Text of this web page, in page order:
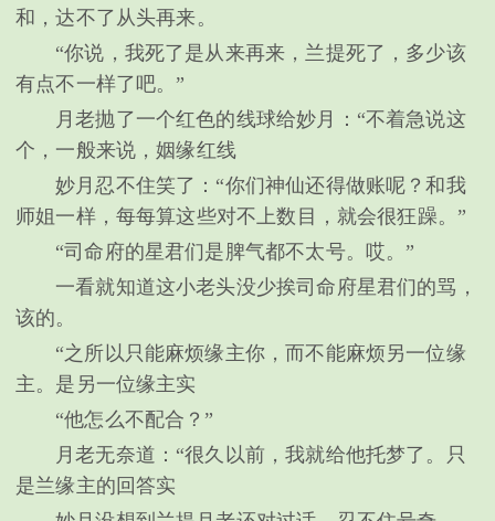
和，达不了从头再来。
“你说，我死了是从来再来，兰提死了，多少该
有点不一样了吧。”
月老抛了一个红色的线球给妙月：“不着急说这
个，一般来说，姻缘红线
妙月忍不住笑了：“你们神仙还得做账呢？和我
师姐一样，每每算这些对不上数目，就会很狂躁。”
“司命府的星君们是脾气都不太号。哎。”
一看就知道这小老头没少挨司命府星君们的骂，
该的。
“之所以只能麻烦缘主你，而不能麻烦另一位缘
主。是另一位缘主实
“他怎么不配合？”
月老无奈道：“很久以前，我就给他托梦了。只
是兰缘主的回答实